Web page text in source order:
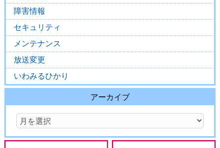
障害情報
セキュリティ
メンテナンス
放送変更
いわみるひかり
アーカイブ